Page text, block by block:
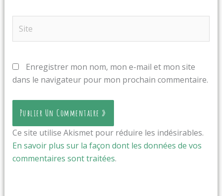
Enregistrer mon nom, mon e-mail et mon site
dans le navigateur pour mon prochain commentaire.
Ce site utilise Akismet pour réduire les indésirables.
En savoir plus sur la façon dont les données de vos
commentaires sont traitées.